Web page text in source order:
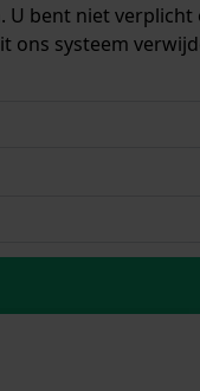
bent niet
systeem